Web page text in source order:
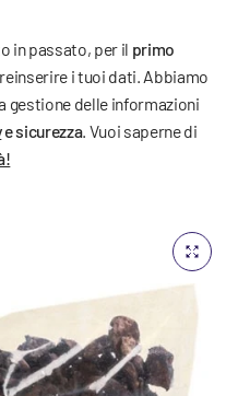
in passato, per il primo
i tuoi dati. Abbiamo
gestione delle informazioni
e sicurezza. Vuoi saperne di